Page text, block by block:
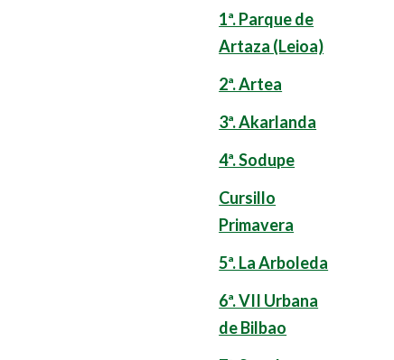
1ª. Parque de
Artaza (Leioa)
2ª. Artea
3ª. Akarlanda
4ª. Sodupe
Cursillo
Primavera
5ª. La Arboleda
6ª. VII Urbana
de Bilbao